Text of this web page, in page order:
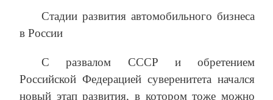
Стадии развития автомобильного бизнеса
в России
С развалом СССР и обретением
Российской Федерацией суверенитета начался
новый этап развития, в котором тоже можно